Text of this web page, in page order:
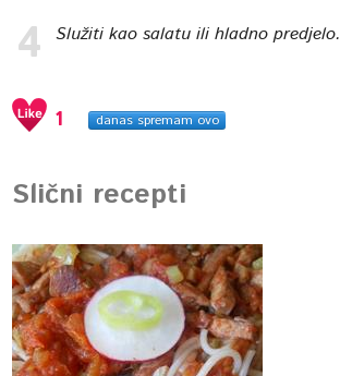
Služiti kao salatu ili hladno predjelo.
1 danas spremam ovo
Slični recepti